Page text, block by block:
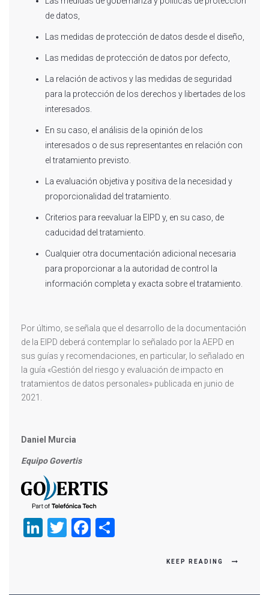
de datos,
Las medidas de protección de datos desde el diseño,
Las medidas de protección de datos por defecto,
La relación de activos y las medidas de seguridad
para la protección de los derechos y libertades de los
interesados.
En su caso, el análisis de la opinión de los
interesados o de sus representantes en relación con
el tratamiento previsto.
La evaluación objetiva y positiva de la necesidad y
proporcionalidad del tratamiento.
Criterios para reevaluar la EIPD y, en su caso, de
caducidad del tratamiento.
Cualquier otra documentación adicional necesaria
para proporcionar a la autoridad de control la
información completa y exacta sobre el tratamiento.
Por último, se señala que el desarrollo de la documentación
de la EIPD deberá contemplar lo señalado por la AEPD en
sus guías y recomendaciones, en particular, lo señalado en
la guía «Gestión del riesgo y evaluación de impacto en
tratamientos de datos personales» publicada en junio de
2021.
Daniel Murcia
Equipo Govertis
LinkedIn
TwitterFacebook
KEEP READING